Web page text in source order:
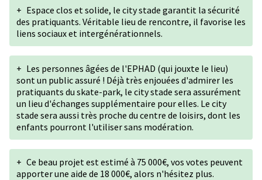
+ Espace clos et solide, le city stade garantit la sécurité
des pratiquants. Véritable lieu de rencontre, il favorise les
liens sociaux et intergénérationnels.
+ Les personnes âgées de l'EPHAD (qui jouxte le lieu)
sont un public assuré ! Déjà très enjouées d'admirer les
pratiquants du skate-park, le city stade sera assurément
un lieu d'échanges supplémentaire pour elles. Le city
stade sera aussi très proche du centre de loisirs, dont les
enfants pourront l'utiliser sans modération.
+ Ce beau projet est estimé à 75 000€, vos votes peuvent
apporter une aide de 18 000€, alors n'hésitez plus.